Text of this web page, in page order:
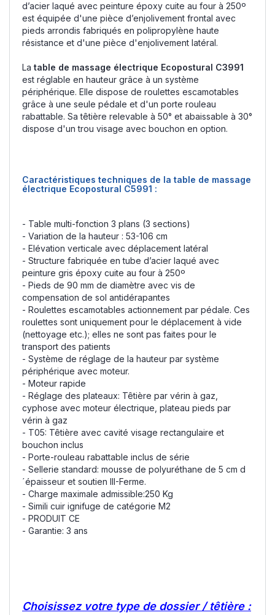
d’acier laqué avec peinture époxy cuite au four à 250º
est équipée d'une pièce d’enjolivement frontal avec
pieds arrondis fabriqués en polipropylène haute
résistance et d'une pièce d'enjolivement latéral.
La table de massage électrique Ecopostural C3991
est réglable en hauteur grâce à un système
périphérique. Elle dispose de roulettes escamotables
grâce à une seule pédale et d'un porte rouleau
rabattable. Sa têtière relevable à 50° et abaissable à 30°
dispose d'un trou visage avec bouchon en option.
Caractéristiques techniques de la table de massage
électrique Ecopostural C5991 :
- Table multi-fonction 3 plans (3 sections)
- Variation de la hauteur : 53-106 cm
- Elévation verticale avec déplacement latéral
- Structure fabriquée en tube d’acier laqué avec
peinture gris époxy cuite au four à 250º
- Pieds de 90 mm de diamètre avec vis de
compensation de sol antidérapantes
- Roulettes escamotables actionnement par pédale. Ces
roulettes sont uniquement pour le déplacement à vide
(nettoyage etc.); elles ne sont pas faites pour le
transport des patients
- Système de réglage de la hauteur par système
périphérique avec moteur.
- Moteur rapide
- Réglage des plateaux: Têtière par vérin à gaz,
cyphose avec moteur électrique, plateau pieds par
vérin à gaz
- T05: Têtière avec cavité visage rectangulaire et
bouchon inclus
- Porte-rouleau rabattable inclus de série
- Sellerie standard: mousse de polyuréthane de 5 cm d
´épaisseur et soutien III-Ferme.
- Charge maximale admissible:250 Kg
- Simili cuir ignifuge de catégorie M2
- PRODUIT CE
- Garantie: 3 ans
Choisissez votre type de dossier / têtière :